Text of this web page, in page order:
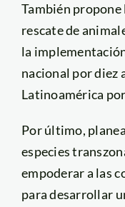
También propone
rescate de
la
nacional por diez
Latinoamérica
Por último,
especies
empoderar a las
para desarrollar